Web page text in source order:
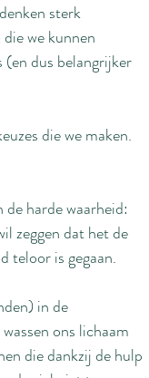
sterk
we kunnen
dus belangrijker
die we maken.
harde waarheid:
zeggen dat het de
teloor is gegaan.
in de
ons lichaam
die dankzij de hulp